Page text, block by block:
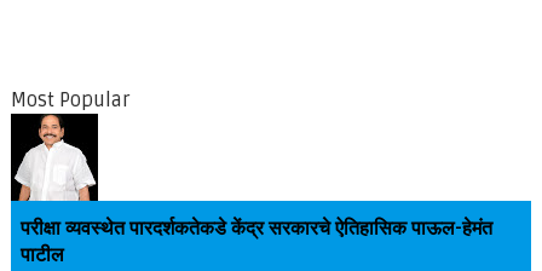
Most Popular
परीक्षा व्यवस्थेत पारदर्शकतेकडे केंद्र सरकारचे ऐतिहासिक पाऊल-हेमंत
पाटील